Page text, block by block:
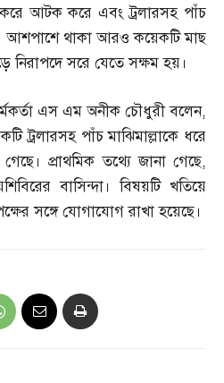
করে আটক করে এবং ট্রলারসহ পাঁচ
আশপাশে থাকা আরও কয়েকটি মাছ
নিরাপদে সরে যেতে সক্ষম হয়।
এস এম অনীক চৌধুরী বলেন,
ট্রলারসহ পাঁচ মাঝিমাল্লাকে ধরে
প্রাথমিক তথ্যে জানা গেছে,
বাসিন্দা। বিষয়টি খতিয়ে
সঙ্গে যোগাযোগ রাখা হয়েছে।